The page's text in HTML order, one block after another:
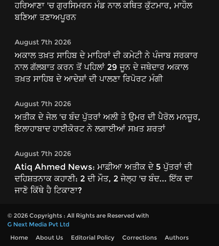
ਹਰਿਆਣਾ 'ਚ ਗੁਰਸਿਮਰਨ ਮੰਡ ਨਾਲ ਕਥਿਤ ਕੁੱਟਮਾਰ, ਮਾਹੌਲ
ਬਣਿਆ ਤਣਾਅਪੂਰਨ
August 7th 2026
ਅਕਾਲ ਤਖ਼ਤ ਸਾਹਿਬ ਦੇ ਮਾਹਿਰਾਂ ਦੀ ਕਮੇਟੀ ਨੇ ਪੰਜਾਬ ਸਰਕਾਰ
ਨਾਲ ਗੱਲਬਾਤ ਕਰਨ ਤੋਂ ਪਹਿਲਾਂ 29 ਜੂਨ ਦੇ ਜਥੇਦਾਰ ਅਕਾਲ
ਤਖ਼ਤ ਸਾਹਿਬ ਦੇ ਆਦੇਸ਼ਾਂ ਦੀ ਪਾਲਣਾ ਰਿਪੋਰਟ ਮੰਗੀ
August 7th 2026
ਅਤੀਕ ਦੇ ਜੇਲ 'ਚ ਬੰਦ ਪੁੱਤਰਾਂ ਅਲੀ ਤੇ ਉਮਰ ਦੀ ਪੈਰੋਲ ਮਨਜ਼ੂਰ,
ਇਲਾਹਾਬਾਦ ਹਾਈਕੋਰਟ ਨੇ ਲਗਾਈਆਂ ਸਖ਼ਤ ਸ਼ਰਤਾਂ
August 7th 2026
Atiq Ahmed News: ਮਾਫ਼ੀਆ ਅਤੀਕ ਦੇ 5 ਪੁੱਤਰਾਂ ਦੀ
ਦਹਿਸ਼ਤਨਾਕ ਕਹਾਣੀ: 2 ਦੀ ਮੌਤ, 2 ਜੇਲ੍ਹ 'ਚ ਬੰਦ... ਇੱਕ ਦਾ
ਜਾਣੋ ਕਿੱਥੇ ਹੈ ਟਿਕਾਣਾ?
© 2026 Copyrights : All Rights are Reserved with
G Next Media Pvt Ltd
Home
About Us Editorial Policy Corrections
Authors